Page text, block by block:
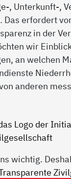
, Unterkunft-,
Das erfordert
in der
wir
an welchen
anderen
wichtig.